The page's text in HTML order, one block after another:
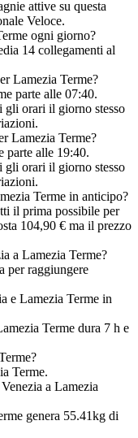
attive su questa
Veloce.
ogni giorno?
14 collegamenti al
Lamezia Terme?
parte alle 07:40.
gli orari il giorno stesso
Lamezia Terme?
parte alle 19:40.
gli orari il giorno stesso
Terme in anticipo?
il prima possibile per
104,90 € ma il prezzo
a Lamezia Terme?
per raggiungere
e Lamezia Terme in
Terme dura 7 h e
Terme.
a Lamezia
genera 55.41kg di